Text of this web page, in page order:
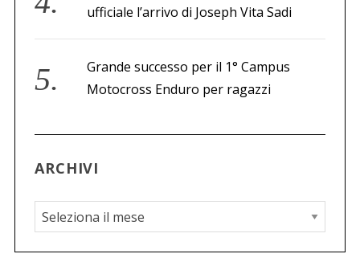
ufficiale l’arrivo di Joseph Vita Sadi
Grande successo per il 1° Campus
Motocross Enduro per ragazzi
ARCHIVI
A
r